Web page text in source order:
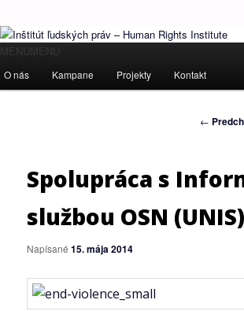
Inštitút ľudských
Ľudské práva pre všetkých!
Hlavné
Preskočiť
na
MENU MENU
O nás Kampane Projekty Kontakt
Navigácia
←
Spolupráca s
službou OSN (UNIS)
Napísané15. mája 2014